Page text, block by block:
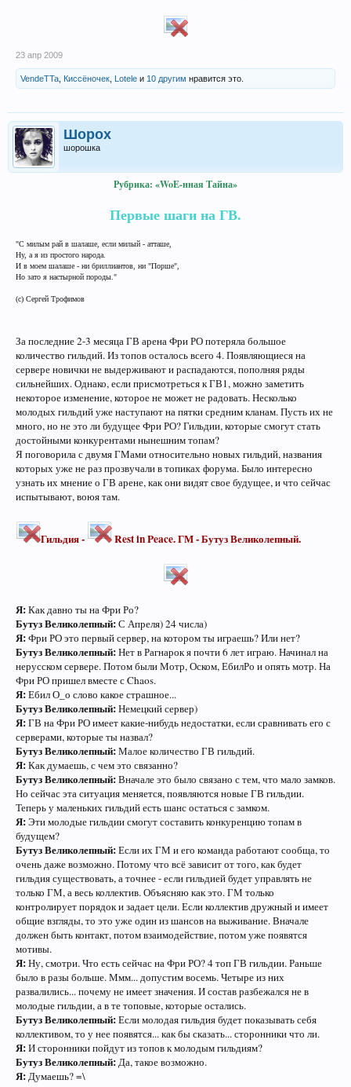
23 апр 2009
VendeTTa Киссёночек Lotele и 10 другим нравится это.
Шорох
шорошка
Рубрика: «WoE-нная Тайна»
Первые шаги на ГВ.
"С милым рай в шалаше, если милый - атташе,
Ну, а я из простого народа.
И в моем шалаше - ни бриллиантов, ни "Порше",
Но зато я настырной породы."
(с) Сергей Трофимов​
За последние 2-3 месяца ГВ арена Фри РО потеряла большое
количество гильдий. Из топов осталось всего 4. Появляющиеся на
сервере новички не выдерживают и распадаются, пополняя ряды
сильнейших. Однако, если присмотреться к ГВ1, можно заметить
некоторое изменение, которое не может не радовать. Несколько
молодых гильдий уже наступают на пятки средним кланам. Пусть их не
много, но не это ли будущее Фри РО? Гильдии, которые смогут стать
достойными конкурентами нынешним топам?
Я поговорила с двумя ГМами относительно новых гильдий, названия
которых уже не раз прозвучали в топиках форума. Было интересно
узнать их мнение о ГВ арене, как они видят свое будущее, и что сейчас
испытывают, воюя там.
Гильдия - Rest in Peace. ГМ - Бутуз Великолепный.
Я:Как давно ты на Фри Ро?
Бутуз Великолепный:С Апреля) 24 числа)
Я:Фри РО это первый сервер, на котором ты играешь? Или нет?
Бутуз Великолепный:Нет в Рагнарок я почти 6 лет играю. Начинал на
нерусском сервере. Потом были Мотр, Оском, ЕбилРо и опять мотр. На
Фри РО пришел вместе с Chaos.
Я:Ебил О_о слово какое страшное...
Бутуз Великолепный:Немецкий сервер)
Я:ГВ на Фри РО имеет какие-нибудь недостатки, если сравнивать его с
серверами, которые ты назвал?
Бутуз Великолепный:Малое количество ГВ гильдий.
Я:Как думаешь, с чем это связанно?
Бутуз Великолепный:Вначале это было связано с тем, что мало замков.
Но сейчас эта ситуация меняется, появляются новые ГВ гильдии.
Теперь у маленьких гильдий есть шанс остаться с замком.
Я:Эти молодые гильдии смогут составить конкуренцию топам в
будущем?
Бутуз Великолепный:Если их ГМ и его команда работают сообща, то
очень даже возможно. Потому что всё зависит от того, как будет
гильдия существовать, а точнее - если гильдией будет управлять не
только ГМ, а весь коллектив. Объясняю как это. ГМ только
контролирует порядок и задает цели. Если коллектив дружный и имеет
общие взгляды, то это уже один из шансов на выживание. Вначале
должен быть контакт, потом взаимодействие, потом уже появятся
мотивы.
Я:Ну, смотри. Что есть сейчас на Фри РО? 4 топ ГВ гильдии. Раньше
было в разы больше. Ммм... допустим восемь. Четыре из них
развалились... почему не имеет значения. И состав разбежался не в
молодые гильдии, а в те топовые, которые остались.
Бутуз Великолепный:Если молодая гильдия будет показывать себя
коллективом, то у нее появятся... как бы сказать... сторонники что ли.
Я:И сторонники пойдут из топов к молодым гильдиям?
Бутуз Великолепный:Да, такое возможно.
Я:Думаешь? =\